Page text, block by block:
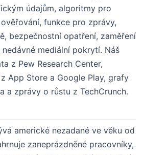
údajům, algoritmy pro
funkce pro zprávy,
bezpečnostní opatření, zaměření
mediální pokrytí. Náš
z Pew Research Center,
App Store a Google Play, grafy
a zprávy o růstu z TechCrunch.
americké nezadané ve věku od
zaneprázdněné pracovníky,